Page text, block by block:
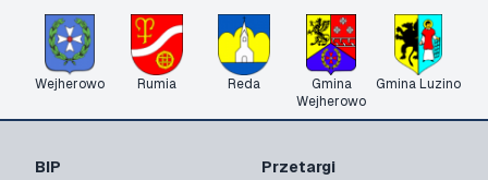
Wejherowo Rumia Reda
Gmina
Wejherowo
Gmina Luzino
BIP
Przetargi